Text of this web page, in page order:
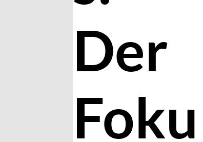
Der
Foku